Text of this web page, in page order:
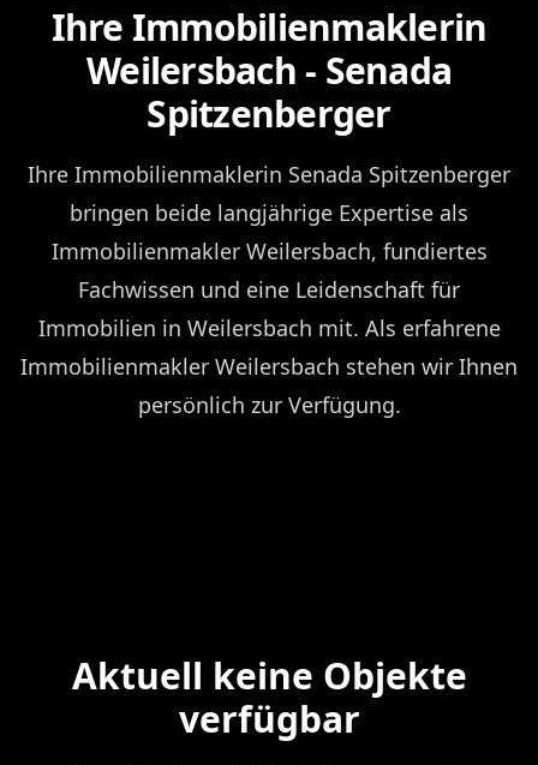
Ihre Immobilienmaklerin
Weilersbach - Senada
Spitzenberger
Ihre Immobilienmaklerin Senada Spitzenberger
bringen beide langjährige Expertise als
Immobilienmakler Weilersbach, fundiertes
Fachwissen und eine Leidenschaft für
Immobilien in Weilersbach mit. Als erfahrene
Immobilienmakler Weilersbach stehen wir Ihnen
persönlich zur Verfügung.
Aktuell keine Objekte
verfügbar